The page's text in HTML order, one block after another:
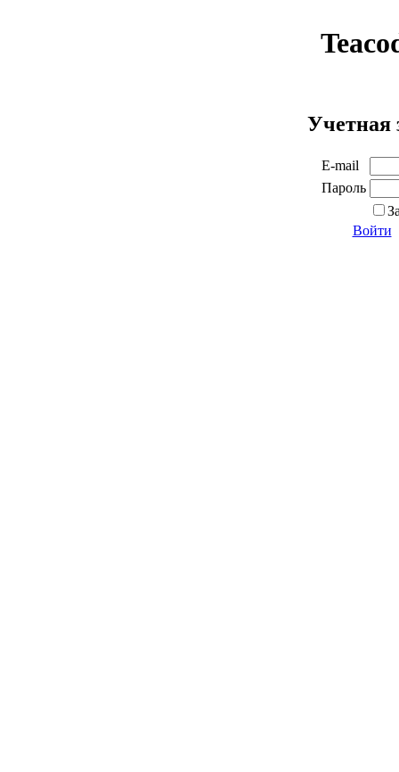
Учетная
E-mail
Пароль
Войти